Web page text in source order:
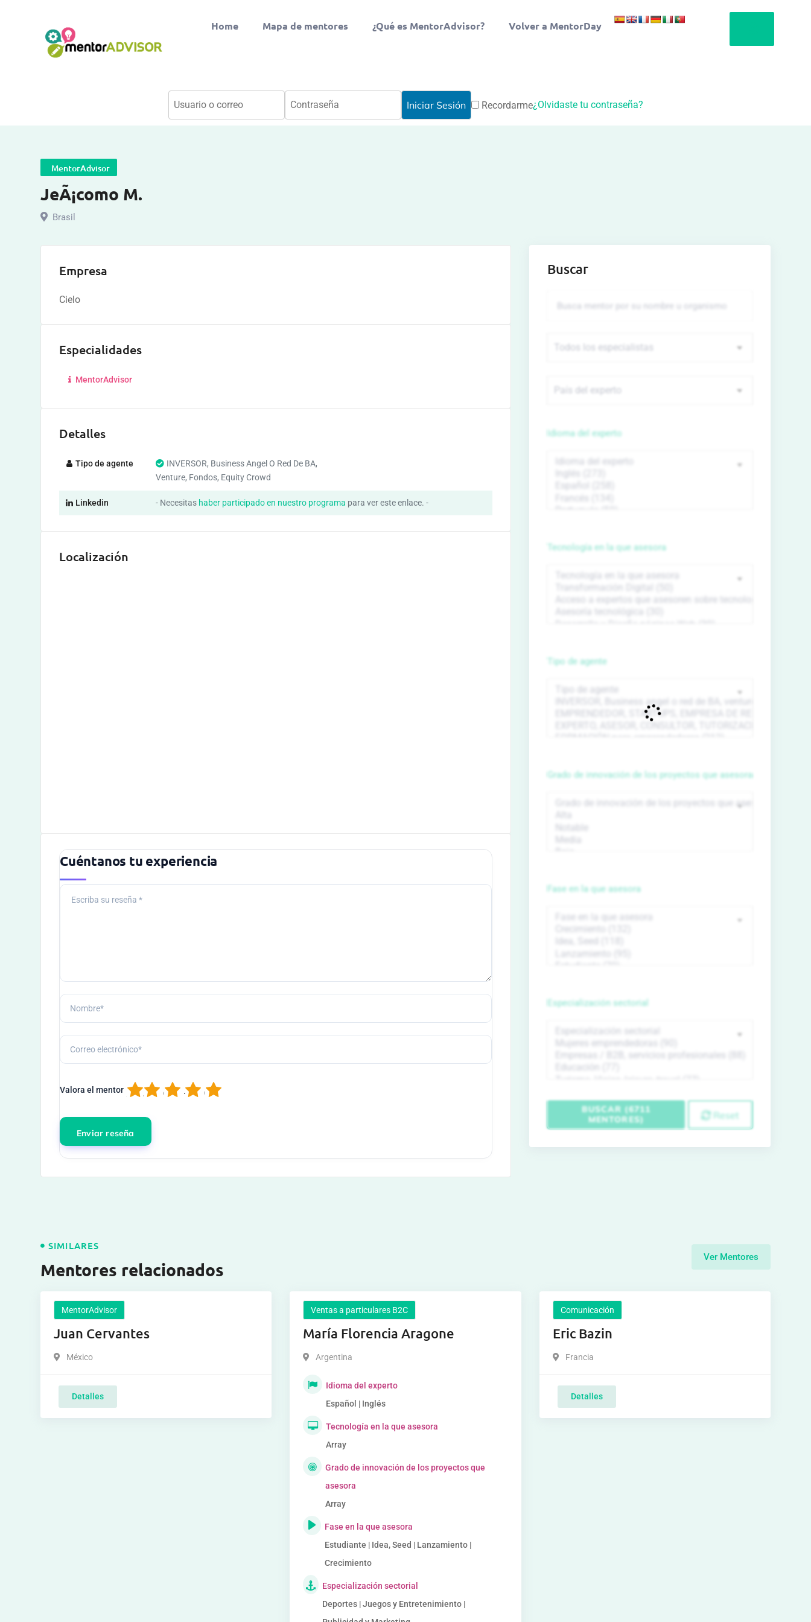
Home Mapa de mentores ¿Qué es MentorAdvisor? Volver a MentorDay
Recordarme¿Olvidaste tu contraseña?
MentorAdvisor
JeÃ¡como M.
Brasil
Empresa
Cielo
Especialidades
MentorAdvisor
Detalles
Tipo de agente
INVERSOR, Business Angel O Red De BA,
Venture, Fondos, Equity Crowd
Linkedin - Necesitas haber participado en nuestro programa para ver este enlace. -
Localización
Cuéntanos tu experiencia
Valora el mentor 5
4
3
2
1
Buscar
Idioma del experto
Tecnología en la que asesora
Tipo de agente
Grado de innovación de los proyectos que asesora
Fase en la que asesora
Especialización sectorial
BUSCAR (6711
MENTORES)
Reset
SIMILARES
Mentores relacionados
Ver Mentores
MentorAdvisor
Juan Cervantes
México
Detalles
Ventas a particulares B2C
María Florencia Aragone
Argentina
Idioma del experto
Español | Inglés
Tecnología en la que asesora
Array
Grado de innovación de los proyectos que
asesora
Array
Fase en la que asesora
Estudiante | Idea, Seed | Lanzamiento |
Crecimiento
Especialización sectorial
Deportes | Juegos y Entretenimiento |
Comunicación
Eric Bazin
Francia
Detalles